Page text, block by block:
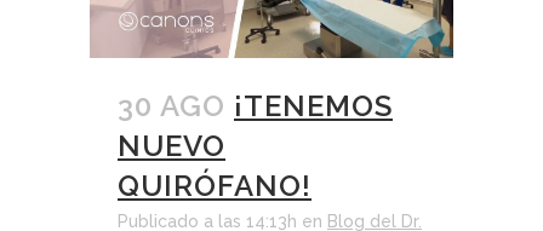
30 AGO ¡TENEMOS
NUEVO
QUIRÓFANO!
Publicado a las 14:13h en Blog del Dr.